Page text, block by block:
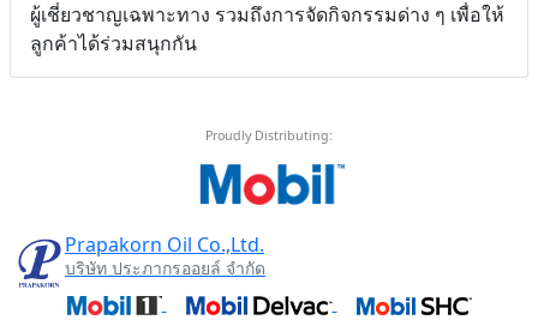
Proudly Distributing:
ผู้เชี่ยวชาญเฉพาะทาง รวมถึงการจัดกิจกรรมด่าง ๆ เพื่อให้
ลูกค้าได้ร่วมสนุกกัน
Prapakorn Oil Co.,Ltd.
บริษัท ประภากรออยล์ จำกัด